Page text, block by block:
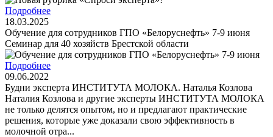
Подробнее
18.03.2025
Обучение для сотрудников ГПО «Белоруснефть» 7-9 июня
Семинар для 40 хозяйств Брестской области
Подробнее
09.06.2022
Будни эксперта ИНСТИТУТА МОЛОКА. Наталья Козлова
Наталия Козлова и другие эксперты ИНСТИТУТА МОЛОКА
не только делятся опытом, но и предлагают практические
решения, которые уже доказали свою эффективность в
молочной отра...